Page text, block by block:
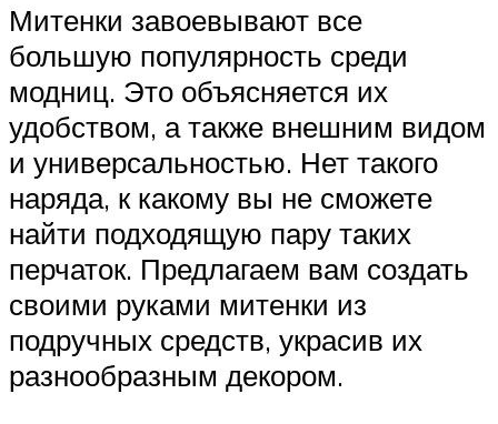
Митенки завоевывают все
большую популярность среди
модниц. Это объясняется их
удобством, а также внешним видом
и универсальностью. Нет такого
наряда, к какому вы не сможете
найти подходящую пару таких
перчаток. Предлагаем вам создать
своими руками митенки из
подручных средств, украсив их
разнообразным декором.